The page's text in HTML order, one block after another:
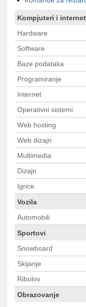
Kompjuteri i internet
Hardware
Software
Baze podataka
Programiranje
Internet
Operativni sistemi
Web hosting
Web dizajn
Multimedia
Dizajn
Igrice
Vozila
Automobili
Sportovi
Snowboard
Skijanje
Ribolov
Obrazovanje